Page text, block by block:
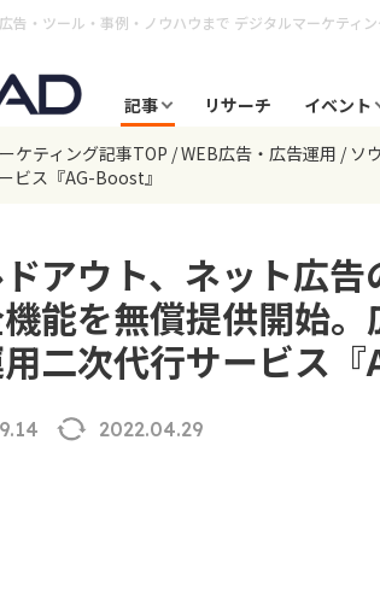
告・ツール・事例・ノウハウまで デジタルマーケティ
記事 リサーチ イベント
ケティング記事TOP WEB広告・広告運用
ソ
ビス『AG-Boost』
アウト、ネット広
能を無償提供開始
二次代行サービス『
2022.04.29